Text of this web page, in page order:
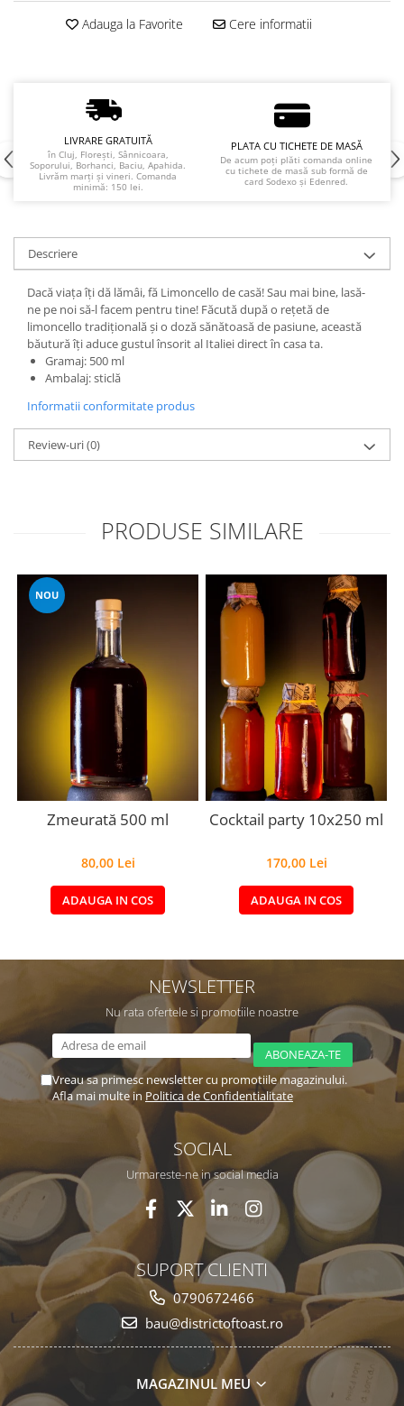
Adauga la Favorite Cere informatii
LIVRARE GRATUITĂ
în Cluj, Florești, Sânnicoara,
Soporului, Borhanci, Baciu, Apahida.
Livrăm marți și vineri. Comanda
minimă: 150 lei.
PLATA CU TICHETE DE MASĂ
De acum poți plăti comanda online
cu tichete de masă sub formă de
card Sodexo și Edenred.
Descriere
Dacă viața îți dă lămâi, fă Limoncello de casă! Sau mai bine, lasă-
ne pe noi să-l facem pentru tine! Făcută după o rețetă de
limoncello tradițională și o doză sănătoasă de pasiune, această
băutură îți aduce gustul însorit al Italiei direct în casa ta.
Gramaj: 500 ml
Ambalaj: sticlă
Informatii conformitate produs
Review-uri(0)
PRODUSE SIMILARE
NOU
Zmeurată 500 ml
80,00 Lei
ADAUGA IN COS
Cocktail party 10x250 ml
170,00 Lei
ADAUGA IN COS
NEWSLETTER
Nu rata ofertele si promotiile noastre
Vreau sa primesc newsletter cu promotiile magazinului.
Afla mai multe in Politica de Confidentialitate
SOCIAL
Urmareste-ne in social media
SUPORT CLIENTI
0790672466
bau@districtoftoast.ro
MAGAZINUL MEU